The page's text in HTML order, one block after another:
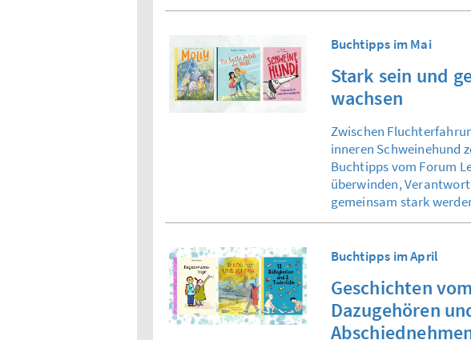
Buchtipps im Mai
Stark sein und
wachsen
Zwischen
inneren Schweinehund
Buchtipps vom Forum
überwinden,
gemeinsam stark
Buchtipps im April
Geschichten
Dazugehören